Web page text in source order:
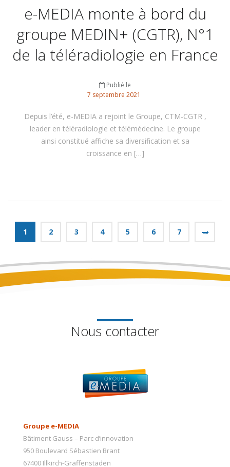
e-MEDIA monte à bord du
groupe MEDIN+ (CGTR), N°1
de la téléradiologie en France
Publié le
7 septembre 2021
Depuis l’été, e-MEDIA a rejoint le Groupe, CTM-CGTR ,
leader en téléradiologie et télémédecine. Le groupe
ainsi constitué affiche sa diversification et sa
croissance en […]
1 2 3 4 5 6 7 →
Nous contacter
Groupe e-MEDIA
Bâtiment Gauss – Parc d’innovation
950 Boulevard Sébastien Brant
67400 Illkirch-Graffenstaden